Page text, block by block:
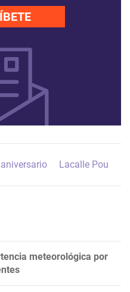
aniversario Lacalle Pou
meteorológica por